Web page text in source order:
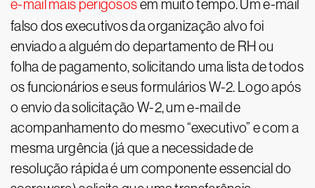
e-mail mais perigososem muito tempo. Um e-mail
falso dos executivos da organização alvo foi
enviado a alguém do departamento de RH ou
folha de pagamento, solicitando uma lista de todos
os funcionários e seus formulários W-2. Logo após
o envio da solicitação W-2, um e-mail de
acompanhamento do mesmo “executivo” e com a
mesma urgência (já que a necessidade de
resolução rápida é um componente essencial do